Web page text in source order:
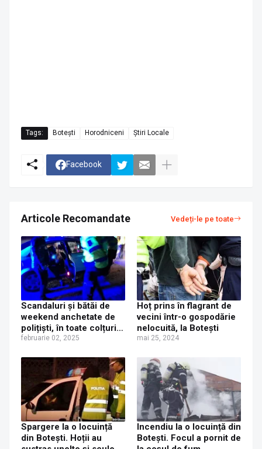
Tags: Botești Horodniceni Știri Locale
Facebook
Articole Recomandate Vedeți-le pe toate
Scandaluri și bătăi de
weekend anchetate de
polițiști, în toate colțurile
județului Suceava
februarie 02, 2025
Hoț prins în flagrant de
vecini într-o gospodărie
nelocuită, la Botești
mai 25, 2024
Spargere la o locuință
din Botești. Hoții au
Incendiu la o locuință din
Botești. Focul a pornit de